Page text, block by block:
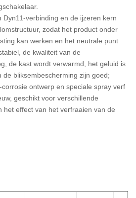
Dyn11-verbinding en de ijzeren kern
zodat het product onder
kan werken en het neutrale punt
de kwaliteit van de
de kast wordt verwarmd, het geluid is
de bliksembescherming zijn goed;
ontwerp en speciale spray verf
geschikt voor verschillende
het effect van het verfraaien van de